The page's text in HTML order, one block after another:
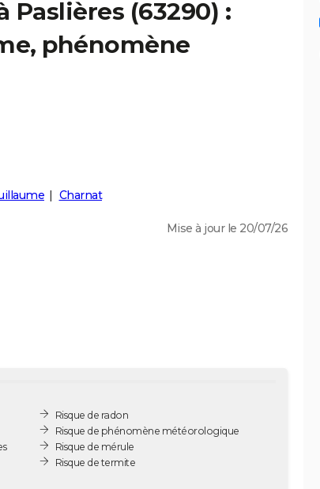
Paslières (63290) :
phénomène
Charnat
Mise à jour le 20/07/26
Risque de radon
Risque de phénomène météorologique
Risque de mérule
Risque de termite